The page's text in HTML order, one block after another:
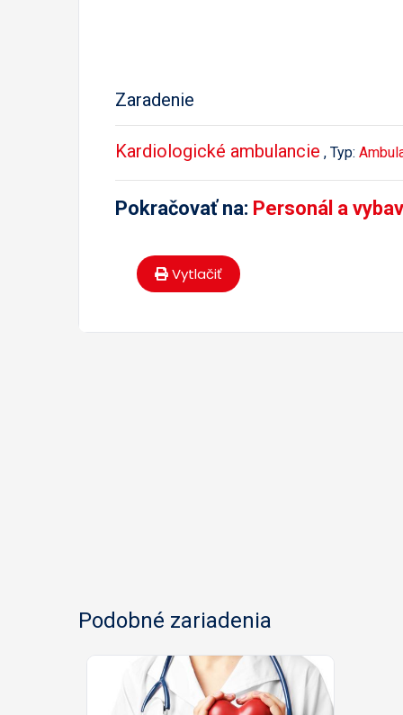
Zaradenie
Kardiologické ambulancie , Typ:
Pokračovať na: Personál a
Vytlačiť
Podobné zariadenia